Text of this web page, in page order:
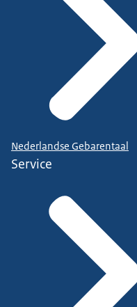
Nederlandse Gebarentaal
Service